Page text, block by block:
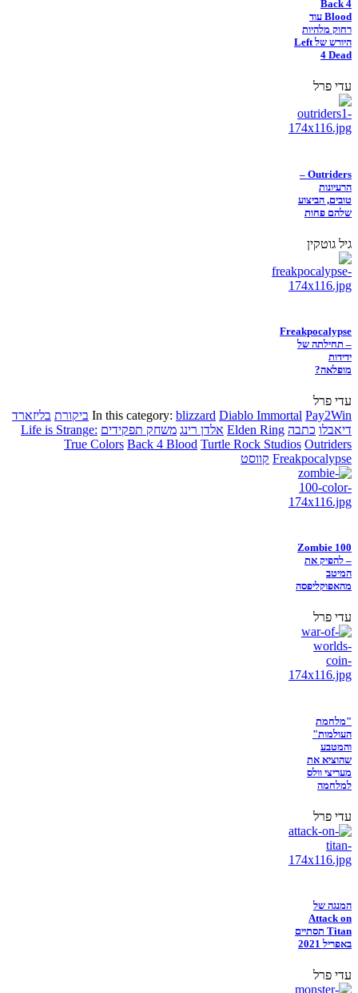
Back 4
Blood עוד
רחוק מלהיות
היורש של Left
4 Dead
עדי פרל
Outriders –
הרעיונות
טובים, הביצוע
שלהם פחות
גיל גוטקין
Freakpocalypse
– תחילתה של
ידידות
מופלאה?
עדי פרל
In this category: blizzard Diablo Immortal Pay2Win ביקורת בליזארד
דיאבלו כתבה Elden Ring אלדן רינג משחק תפקידים Life is Strange:
True Colors Back 4 Blood Turtle Rock Studios Outriders
Freakpocalypse קווסט
Zombie 100
– להפיק את
המיטב
מהאפוקליפסה
עדי פרל
"מלחמת
העולמות"
והמטבע
שהוציא את
מעריצי וולס
למלחמה
עדי פרל
המנגה של
Attack on
Titan תסתיים
באפריל 2021
עדי פרל